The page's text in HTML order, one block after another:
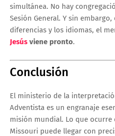
simultánea. No hay
Sesión General. Y sin
diferencias y los idiomas, el
Jesús viene pronto.
Conclusión
El ministerio de la
Adventista es un engranaje
misión mundial. Lo que ocurre
Missouri puede llegar con